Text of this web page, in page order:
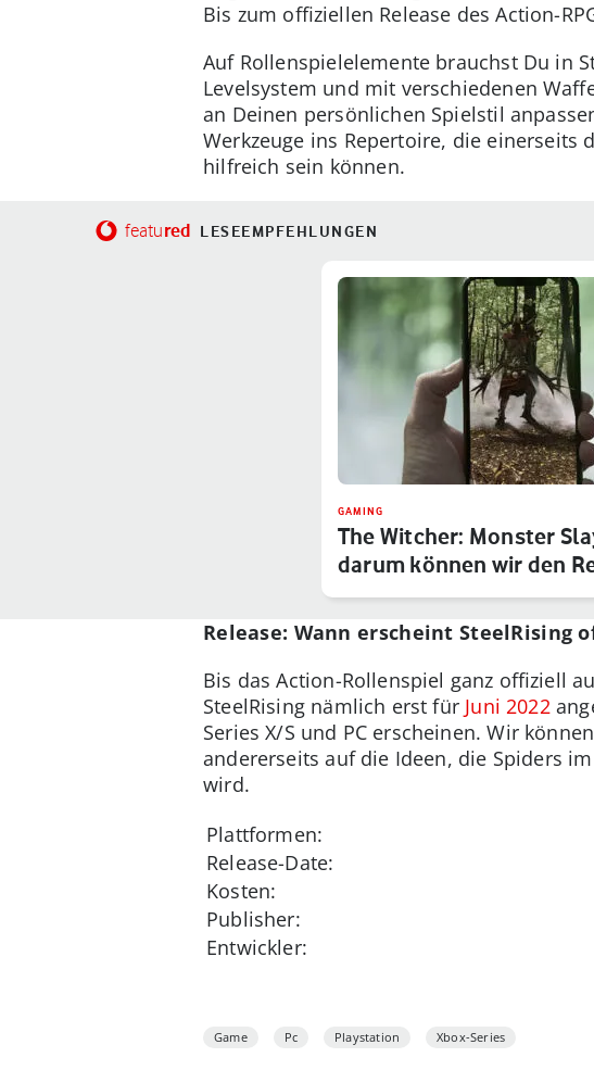
Bis zum offiziellen Release des Action-
Auf Rollenspielelemente brauchst Du in
Levelsystem und mit verschiedenen
an Deinen persönlichen Spielstil
Werkzeuge ins Repertoire, die
hilfreich sein können.
featured LESEEMPFEHLUNGEN
GAMING
The Witcher: Monster
darum können wir den
kaum e…
Release: Wann erscheint SteelRising
Bis das Action-Rollenspiel ganz offiziell
SteelRising nämlich erst für Juni 2022
Series X/S und PC erscheinen. Wir
andererseits auf die Ideen, die Spiders
wird.
Plattformen:
Release-Date:
Kosten:
Publisher:
Entwickler:
Game Pc Playstation Xbox-Series